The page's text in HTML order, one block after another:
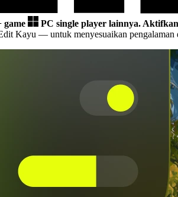
game PC single player lainnya. Aktifkan
Kayu — untuk menyesuaikan pengalaman